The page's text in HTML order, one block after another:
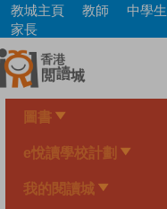
Skip
main
content
教城主頁 教師 中學生
家長
圖書
e悅讀學校計劃
我的閱讀城